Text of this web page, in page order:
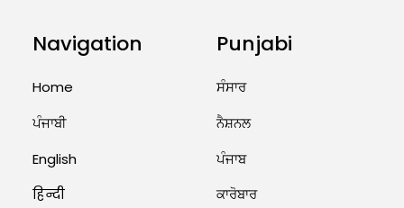
Pakistan’s Khyber Pakhtunkhwa:
7 Killed, 18 Injured
August 2, 2026 10:05 PM
India Wins 8 Gold Medals on Day
August 2, 2026 11:06 AM
Navigation
Home
ਪੰਜਾਬੀ
English
हिन्दी
Punjabi
ਸੰਸਾਰ
ਨੈਸ਼ਨਲ
ਪੰਜਾਬ
ਕਾਰੋਬਾਰ